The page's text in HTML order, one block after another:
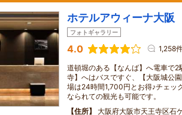
ホテルアウィーナ大阪
フォトギャラリー
4.0 1,258
道頓堀のある【なんば】へ電車で2
寺】へはバスですぐ、【大阪城公
場は24時間1,700円とお得♪チェッ
なられての観光も可能です。
住所
大阪府大阪市天王寺区石